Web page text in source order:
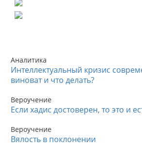
Аналитика
Интеллектуальный кризис
виноват и что делать?
Вероучение
Если хадис достоверен, то это и
Вероучение
Вялость в поклонении